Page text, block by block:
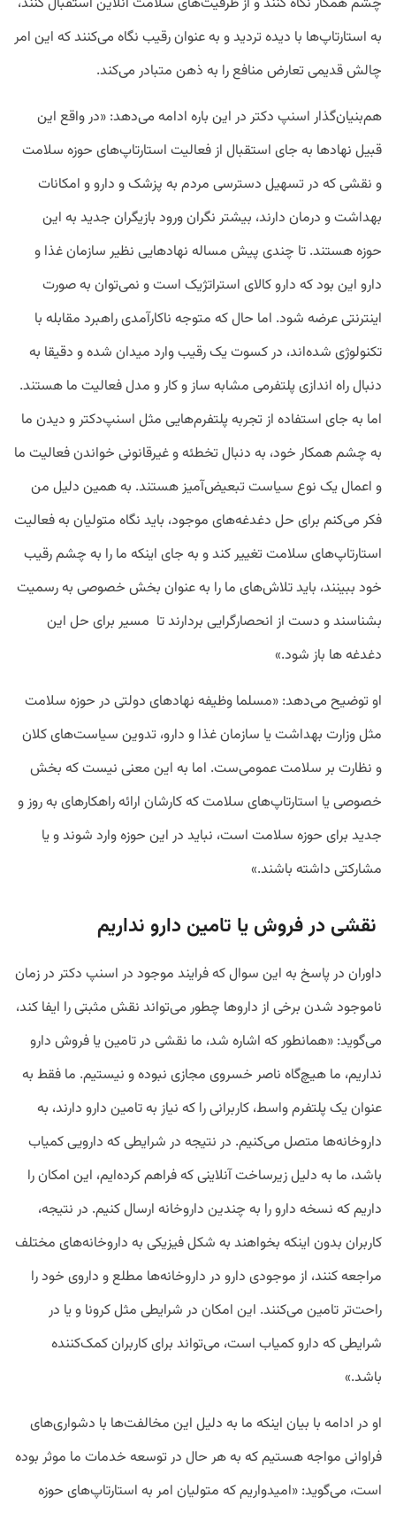
به استارتاپ‌ها با دیده تردید و به عنوان رقیب نگاه می‌کنند که این امر
چالش قدیمی تعارض منافع را به ذهن متبادر می‌کند.
هم‌بنیان‌گذار اسنپ دکتر در این باره ادامه می‌دهد: «در واقع این
قبیل نهادها به جای استقبال از فعالیت استارتاپ‌های حوزه سلامت
و نقشی که در تسهیل دسترسی مردم به پزشک و دارو و امکانات
بهداشت و درمان دارند، بیشتر نگران ورود بازیگران جدید به این
حوزه هستند. تا چندی پیش مساله نهادهایی نظیر سازمان غذا و
دارو این بود که دارو کالای استراتژیک است و نمی‌توان به صورت
اینترنتی عرضه شود. اما حال که متوجه ناکارآمدی راهبرد مقابله با
تکنولوژی شده‌اند، در کسوت یک رقیب وارد میدان شده و دقیقا به
دنبال راه اندازی پلتفرمی مشابه ساز و کار و مدل فعالیت ما هستند.
اما به جای استفاده از تجربه پلتفرم‌هایی مثل اسنپ‌دکتر و دیدن ما
به چشم همکار خود، به دنبال تخطئه و غیرقانونی خواندن فعالیت ما
و اعمال یک نوع سیاست تبعیض‌آمیز هستند. به همین دلیل من
فکر می‌کنم برای حل دغدغه‌های موجود، باید نگاه متولیان به فعالیت
استارتاپ‌های سلامت تغییر کند و به جای اینکه ما را به چشم رقیب
خود ببینند، باید تلاش‌های ما را به عنوان بخش خصوصی به رسمیت
بشناسند و دست از انحصارگرایی بردارند تا مسیر برای حل این
دغدغه ها باز شود.»
او توضیح می‌دهد: «مسلما وظیفه نهادهای دولتی در حوزه سلامت
مثل وزارت بهداشت یا سازمان غذا و دارو، تدوین سیاست‌های کلان
و نظارت بر سلامت عمومی‌ست. اما به این معنی نیست که بخش
خصوصی یا استارتاپ‌های سلامت که کارشان ارائه راهکارهای به روز و
جدید برای حوزه سلامت است، نباید در این حوزه وارد شوند و یا
مشارکتی داشته باشند.»
نقشی در فروش یا تامین دارو نداریم
داوران در پاسخ به این سوال که فرایند موجود در اسنپ دکتر در زمان
ناموجود شدن برخی از داروها چطور می‌تواند نقش مثبتی را ایفا کند،
می‌گوید: «همانطور که اشاره شد، ما نقشی در تامین یا فروش دارو
نداریم، ما هیچ‌گاه ناصر خسروی مجازی نبوده و نیستیم. ما فقط به
عنوان یک پلتفرم واسط، کاربرانی را که نیاز به تامین دارو دارند، به
داروخانه‌ها متصل می‌کنیم. در نتیجه در شرایطی که دارویی کمیاب
باشد، ما به دلیل زیرساخت آنلاینی که فراهم کرده‌ایم، این امکان را
داریم که نسخه دارو را به چندین داروخانه ارسال کنیم. در نتیجه،
کاربران بدون اینکه بخواهند به شکل فیزیکی به داروخانه‌های مختلف
مراجعه کنند، از موجودی دارو در داروخانه‌ها مطلع و داروی خود را
راحت‌تر تامین می‌کنند. این امکان در شرایطی مثل کرونا و یا در
شرایطی که دارو کمیاب است، می‌تواند برای کاربران کمک‌کننده
باشد.»
او در ادامه با بیان اینکه ما به دلیل این مخالفت‌ها با دشواری‌های
فراوانی مواجه هستیم که به هر حال در توسعه خدمات ما موثر بوده
است، می‌گوید: «امیدواریم که متولیان امر به استارتاپ‌های حوزه